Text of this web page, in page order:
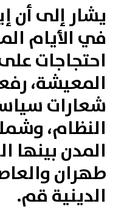
يشار إلى أن
في الأيام
احتجاجات
المعيشة،
شعارات
النظام،
المدن بينها
طهران
الدينية قم.